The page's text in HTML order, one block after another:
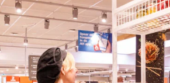
Tussendoortjes
Voor- & tussengerechten